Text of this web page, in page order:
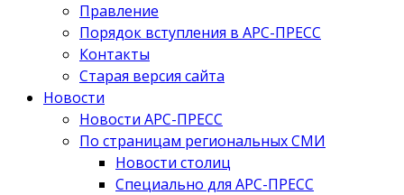
Правление
Порядок вступления в АРС-ПРЕСС
Контакты
Старая версия сайта
Новости
Новости АРС-ПРЕСС
По страницам региональных СМИ
Новости столиц
Специально для АРС-ПРЕСС